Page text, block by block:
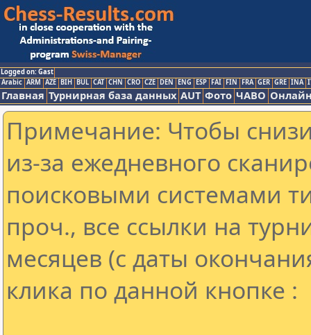
Logged on: Gast
Arabic ARM AZE BIH BUL CAT CHN CRO CZE DEN ENG ESP FAI FIN FRA GER GRE INA
Главная Турнирная база данных AUT Фото ЧАВО
Примечание: Чтобы
из-за ежедневного
поисковыми системами
проч., все ссылки на
месяцев (с даты
клика по данной кнопке :